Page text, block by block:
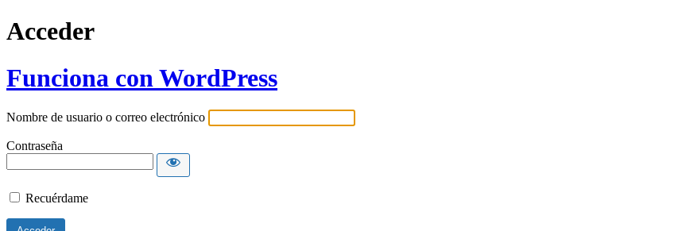
Acceder
Funciona con WordPress
Nombre de usuario o correo electrónico
Contraseña
Recuérdame